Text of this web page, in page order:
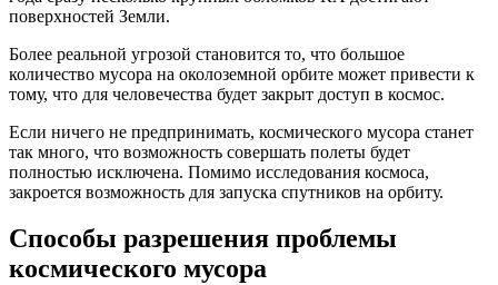
поверхностей Земли.
Более реальной угрозой становится то, что большое
количество мусора на околоземной орбите может привести к
тому, что для человечества будет закрыт доступ в космос.
Если ничего не предпринимать, космического мусора станет
так много, что возможность совершать полеты будет
полностью исключена. Помимо исследования космоса,
закроется возможность для запуска спутников на орбиту.
Способы разрешения проблемы
космического мусора